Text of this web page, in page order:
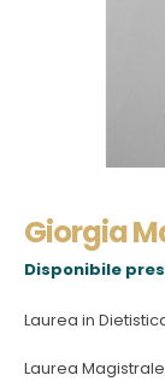
Giorgia
Disponibile
Laurea in
Laurea